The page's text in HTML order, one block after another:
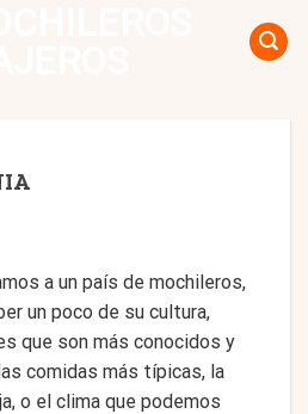
a un país de mochileros,
un poco de su cultura,
que son más conocidos y
comidas más típicas, la
o el clima que podemos